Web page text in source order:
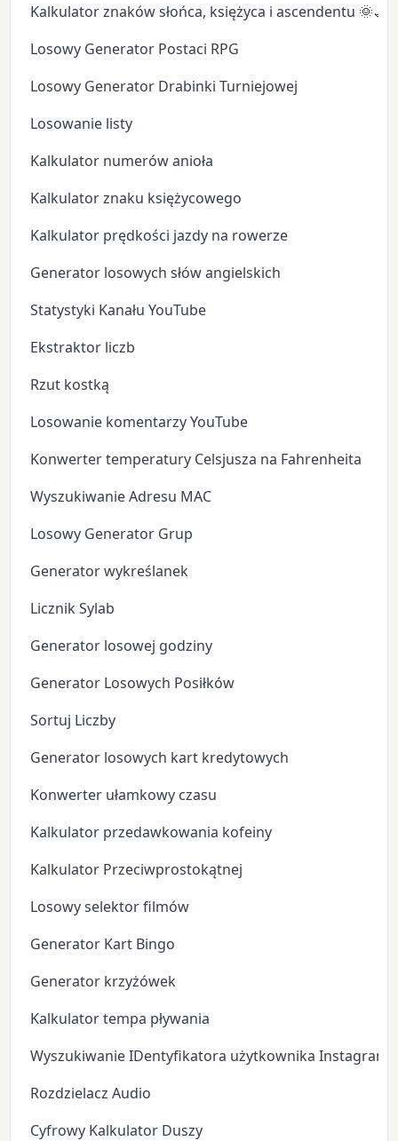
Kalkulator znaków słońca, księżyca i ascendentu
Losowy Generator Postaci RPG
Losowy Generator Drabinki Turniejowej
Losowanie listy
Kalkulator numerów anioła
Kalkulator znaku księżycowego
Kalkulator prędkości jazdy na rowerze
Generator losowych słów angielskich
Statystyki Kanału YouTube
Ekstraktor liczb
Rzut kostką
Losowanie komentarzy YouTube
Konwerter temperatury Celsjusza na Fahrenheita
Wyszukiwanie Adresu MAC
Losowy Generator Grup
Generator wykreślanek
Licznik Sylab
Generator losowej godziny
Generator Losowych Posiłków
Sortuj Liczby
Generator losowych kart kredytowych
Konwerter ułamkowy czasu
Kalkulator przedawkowania kofeiny
Kalkulator Przeciwprostokątnej
Losowy selektor filmów
Generator Kart Bingo
Generator krzyżówek
Kalkulator tempa pływania
Wyszukiwanie IDentyfikatora użytkownika Instagram
Rozdzielacz Audio
Cyfrowy Kalkulator Duszy